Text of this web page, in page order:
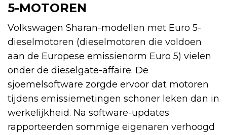
5-MOTOREN
Volkswagen Sharan-modellen met Euro 5-
dieselmotoren (dieselmotoren die voldoen
aan de Europese emissienorm Euro 5) vielen
onder de dieselgate-affaire. De
sjoemelsoftware zorgde ervoor dat motoren
tijdens emissiemetingen schoner leken dan in
werkelijkheid. Na software-updates
rapporteerden sommige eigenaren verhoogd